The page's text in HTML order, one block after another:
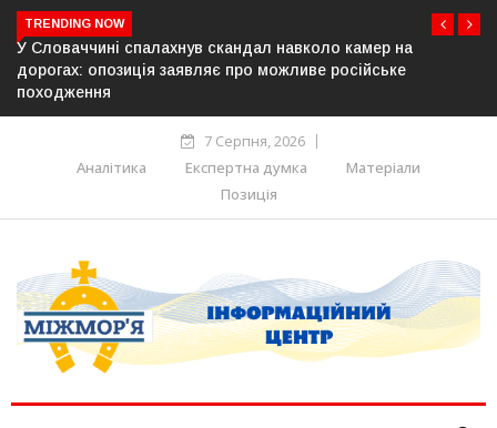
TRENDING NOW
У Молдові готують план дій на випадок припинення
постачання газу до Придністров’я
7 Серпня, 2026
Аналітика
Експертна думка
Матеріали
Позиція